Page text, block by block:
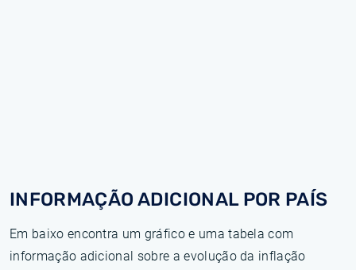
INFORMAÇÃO ADICIONAL POR PAÍS
Em baixo encontra um gráfico e uma tabela com
informação adicional sobre a evolução da inflação